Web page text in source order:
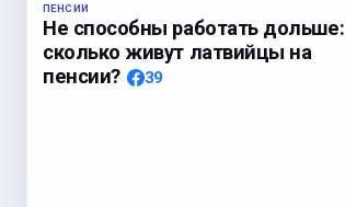
ПЕНСИИ
Не способны работать дольше:
сколько живут латвийцы на
пенсии?
39